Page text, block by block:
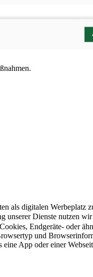
als digitalen Werbeplatz
unserer Dienste nutzen
Endgeräte- oder
und
App oder einer